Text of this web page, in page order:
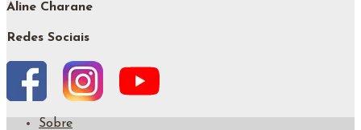
Aline Charane
Redes Sociais
Sobre